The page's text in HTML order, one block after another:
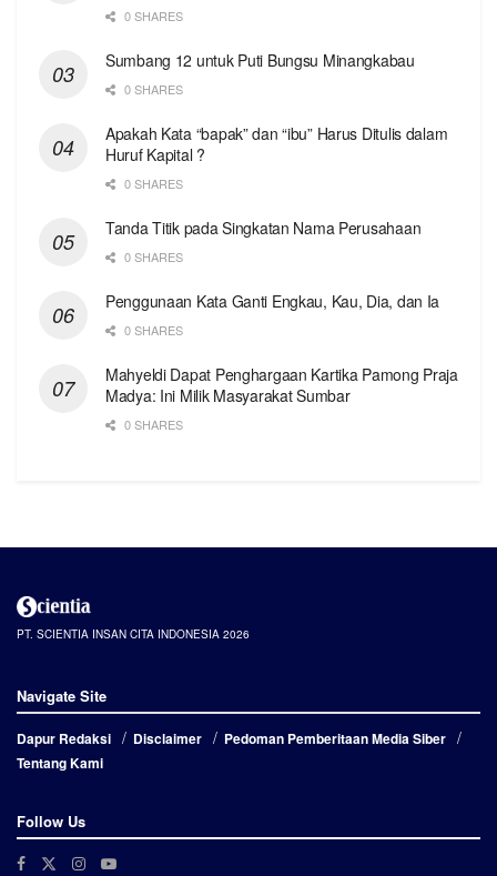
0 SHARES
Sumbang 12 untuk Puti Bungsu Minangkabau
0 SHARES
Apakah Kata “bapak” dan “ibu” Harus Ditulis dalam
Huruf Kapital ?
0 SHARES
Tanda Titik pada Singkatan Nama Perusahaan
0 SHARES
Penggunaan Kata Ganti Engkau, Kau, Dia, dan Ia
0 SHARES
Mahyeldi Dapat Penghargaan Kartika Pamong Praja
Madya: Ini Milik Masyarakat Sumbar
0 SHARES
PT. SCIENTIA INSAN CITA INDONESIA 2026
Navigate Site
Dapur Redaksi Disclaimer
Pedoman Pemberitaan Media Siber
Tentang Kami
Follow Us